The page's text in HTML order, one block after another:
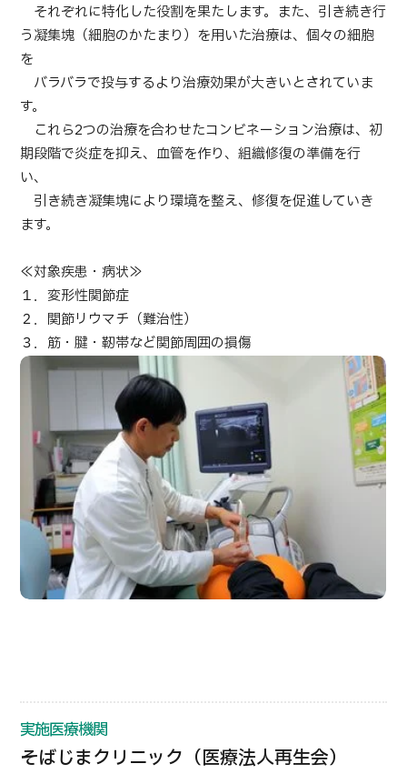
コンテンツピックアップ
医療機関の方へ
運営会社
個人情報保護方針
ガイドラインポリシー
JTBのガバナンス
日本語 ENGLISH 中文 Tiếng Việt
お問い合わせ
それぞれに特化した役割を果たします。また、引き続き行
う凝集塊（細胞のかたまり）を用いた治療は、個々の細胞
を
バラバラで投与するより治療効果が大きいとされていま
す。
これら2つの治療を合わせたコンビネーション治療は、初
期段階で炎症を抑え、血管を作り、組織修復の準備を行
い、
引き続き凝集塊により環境を整え、修復を促進していき
ます。
≪対象疾患・病状≫
１．変形性関節症
２．関節リウマチ（難治性）
３．筋・腱・靭帯など関節周囲の損傷
実施医療機関
そばじまクリニック（医療法人再生会）